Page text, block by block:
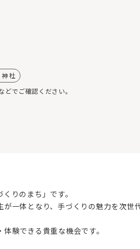
神社
でご確認ください。
りのまち」です。
一体となり、手づくりの魅力を次
験できる貴重な機会です。